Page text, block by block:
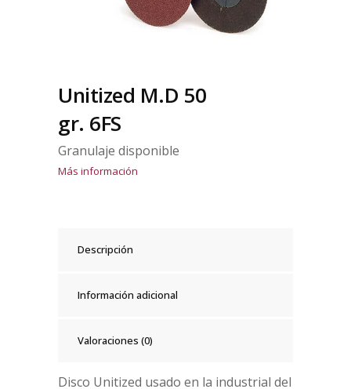
Unitized M.D 50
gr. 6FS
Granulaje disponible
Más información
Descripción
Información adicional
Valoraciones (0)
Disco Unitized usado en la industrial del